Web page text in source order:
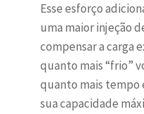
Esse esforço
uma maior injeção
compensar a carga
quanto mais “frio”
quanto mais tempo
sua capacidade